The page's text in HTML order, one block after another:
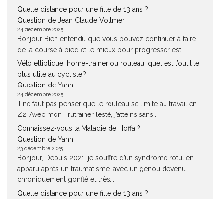
Quelle distance pour une fille de 13 ans ?
Question de Jean Claude Vollmer
24 décembre 2025
Bonjour Bien entendu que vous pouvez continuer à faire
de la course à pied et le mieux pour progresser est...
Vélo elliptique, home-trainer ou rouleau, quel est l’outil le
plus utile au cycliste ?
Question de Yann
24 décembre 2025
Il ne faut pas penser que le rouleau se limite au travail en
Z2. Avec mon Trutrainer lesté, j’atteins sans...
Connaissez-vous la Maladie de Hoffa ?
Question de Yann
23 décembre 2025
Bonjour, Depuis 2021, je souffre d’un syndrome rotulien
apparu après un traumatisme, avec un genou devenu
chroniquement gonflé et très...
Quelle distance pour une fille de 13 ans ?